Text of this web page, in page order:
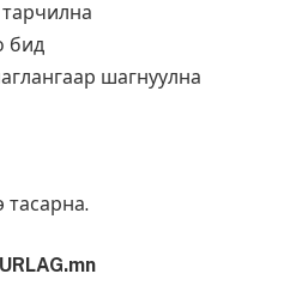
бид
шагнуулна
тасарна.